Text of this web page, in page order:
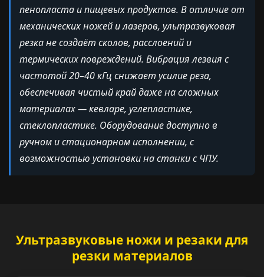
пенопласта и пищевых продуктов. В отличие от
механических ножей и лазеров, ультразвуковая
резка не создаёт сколов, расслоений и
термических повреждений. Вибрация лезвия с
частотой 20–40 кГц снижает усилие реза,
обеспечивая чистый край даже на сложных
материалах — кевларе, углепластике,
стеклопластике. Оборудование доступно в
ручном и стационарном исполнении, с
возможностью установки на станки с ЧПУ.
Ультразвуковые ножи и резаки для
резки материалов